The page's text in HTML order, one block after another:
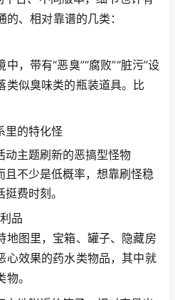
、相对靠谱的几类：
，带有“恶臭”“腐败”“脏污”设
类似臭味类的瓶装道具。比
里的特化怪
动主题刷新的恶搞型怪物
且不少是低概率，想靠刷怪稳
费时刻。
品
地图里，宝箱、罐子、隐藏房
心效果的药水类物品，其中就
。